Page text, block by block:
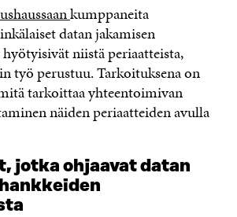
kumppaneita
datan jakamisen
niistä periaatteista,
työ perustuu. Tarkoituksena on
tarkoittaa yhteentoimivan
näiden periaatteiden avulla
jotka ohjaavat datan